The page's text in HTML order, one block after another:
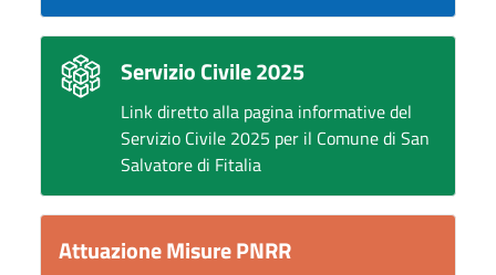
Servizio Civile 2025
Link diretto alla pagina informative del
Servizio Civile 2025 per il Comune di San
Salvatore di Fitalia
Attuazione Misure PNRR